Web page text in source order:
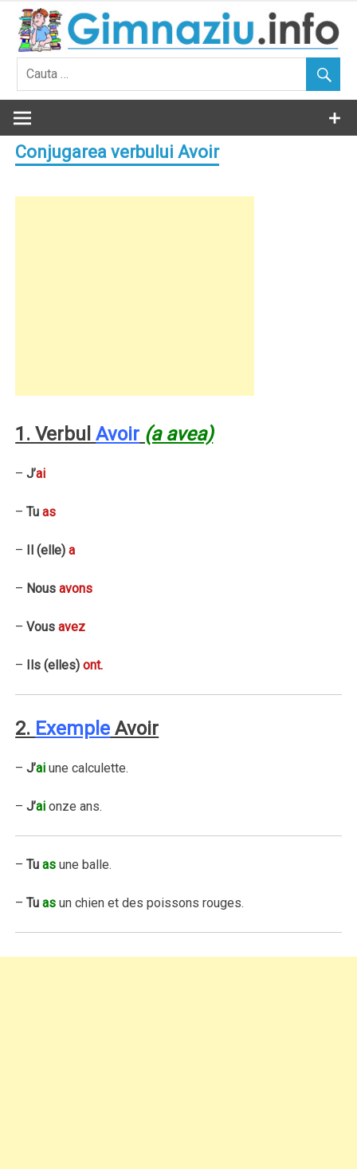
Skip
content
Conjugarea verbului Avoir
1. VerbulAvoir (a avea)
–J’ai
–Tu as
– Il (elle) a
– Nous avons
–Vous avez
– Ils (elles) ont.
2. Exemple Avoir
–J’ai une calculette.
–J’ai onze ans.
–Tu as une balle.
–Tu as un chien et des poissons rouges.